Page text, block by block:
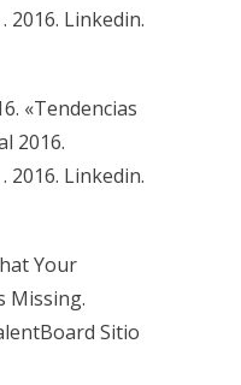
2016. Linkedin.
«Tendencias
2016.
2016. Linkedin.
Your
Missing.
Sitio